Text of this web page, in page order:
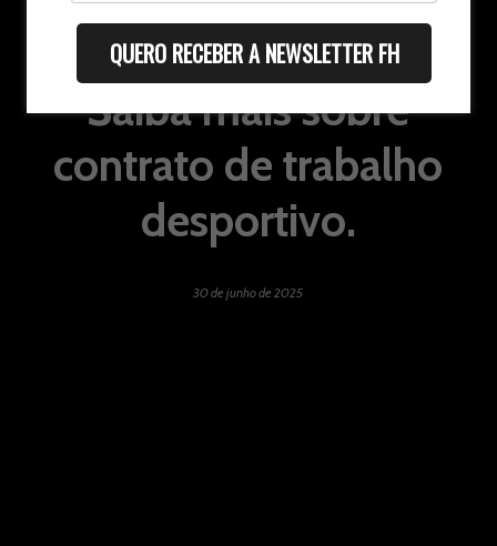
QUERO RECEBER A NEWSLETTER FH
Contrato fechado!
Saiba mais sobre
contrato de trabalho
desportivo.
30 de junho de 2025